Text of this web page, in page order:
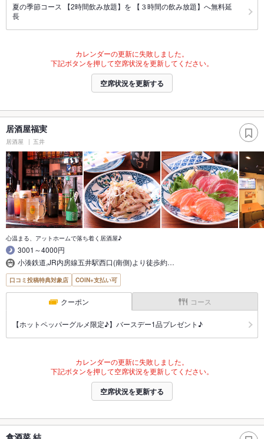
夏の季節コース 【2時間飲み放題】を 【３時間の飲み放題】へ無料延
長
カレンダーの更新に失敗しました。
下記ボタンを押して空席状況を更新してください。
空席状況を更新する
居酒屋福実
居酒屋 五井
心温まる、アットホームで落ち着く居酒屋♪
3001～4000円
小湊鉄道,JR内房線五井駅西口(南側)より徒歩約…
口コミ投稿特典対象店 COIN+支払い可
クーポン コース
【ホットペッパーグルメ限定♪】バースデー1品プレゼント♪
カレンダーの更新に失敗しました。
下記ボタンを押して空席状況を更新してください。
空席状況を更新する
食酒菜 結